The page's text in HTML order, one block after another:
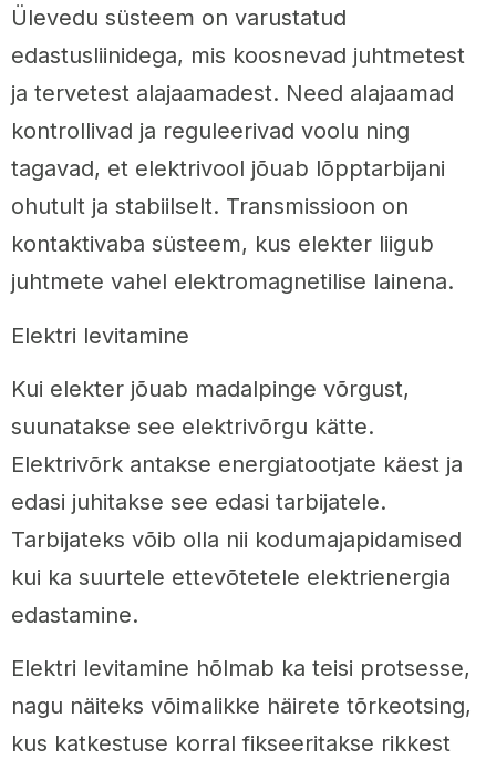
Ülevedu süsteem on varustatud
edastusliinidega, mis koosnevad juhtmetest
ja tervetest alajaamadest. Need alajaamad
kontrollivad ja reguleerivad voolu ning
tagavad, et elektrivool jõuab lõpptarbijani
ohutult ja stabiilselt. Transmissioon on
kontaktivaba süsteem, kus elekter liigub
juhtmete vahel elektromagnetilise lainena.
Elektri levitamine
Kui elekter jõuab madalpinge võrgust,
suunatakse see elektrivõrgu kätte.
Elektrivõrk antakse energiatootjate käest ja
edasi juhitakse see edasi tarbijatele.
Tarbijateks võib olla nii kodumajapidamised
kui ka suurtele ettevõtetele elektrienergia
edastamine.
Elektri levitamine hõlmab ka teisi protsesse,
nagu näiteks võimalikke häirete tõrkeotsing,
kus katkestuse korral fikseeritakse rikkest